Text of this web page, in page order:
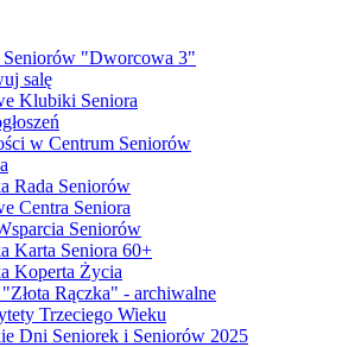
Seniorów "Dworcowa 3"
salę
Klubiki Seniora
w Centrum Seniorów
Rada Seniorów
Centra Seniora
Seniorów
Karta Seniora 60+
Koperta Życia
Rączka" - archiwalne
Trzeciego Wieku
Dni Seniorek i Seniorów 2025